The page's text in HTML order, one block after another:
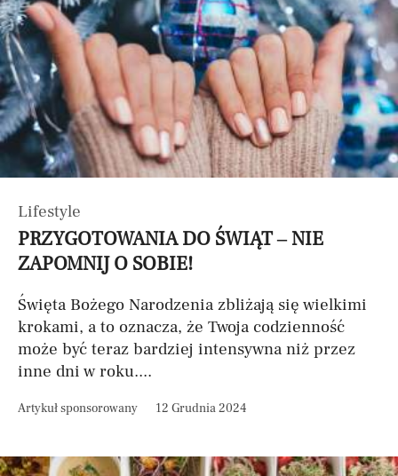
Lifestyle
PRZYGOTOWANIA DO ŚWIĄT – NIE
ZAPOMNIJ O SOBIE!
Święta Bożego Narodzenia zbliżają się wielkimi
krokami, a to oznacza, że Twoja codzienność
może być teraz bardziej intensywna niż przez
inne dni w roku....
Artykuł sponsorowany 12 Grudnia 2024